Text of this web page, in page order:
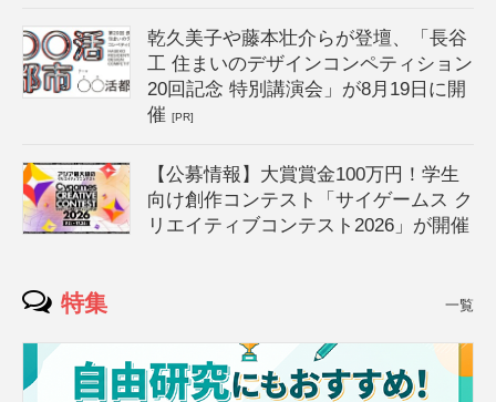
乾久美子や藤本壮介らが登壇、「長谷
工 住まいのデザインコンペティション
20回記念 特別講演会」が8月19日に開
催[PR]
【公募情報】大賞賞金100万円！学生
向け創作コンテスト「サイゲームス ク
リエイティブコンテスト2026」が開催
特集 一覧